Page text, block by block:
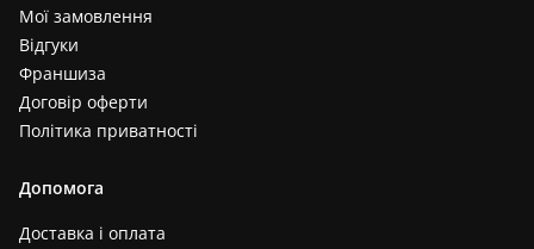
Мої замовлення
Відгуки
Франшиза
Договір оферти
Політика приватності
Допомога
Доставка і оплата